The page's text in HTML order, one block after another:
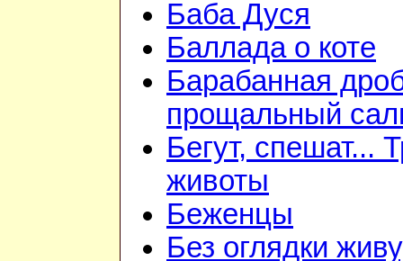
Баба Дуся
Баллада о коте
Барабанная
прощальный
Бегут, спешат...
животы
Беженцы
Без оглядки